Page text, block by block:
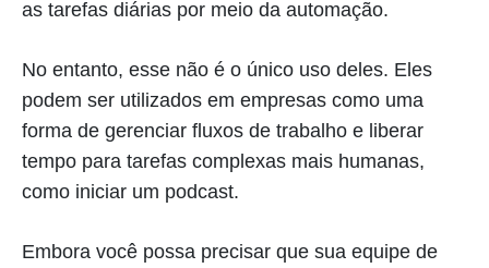
as tarefas diárias por meio da automação.
No entanto, esse não é o único uso deles. Eles
podem ser utilizados em empresas como uma
forma de gerenciar fluxos de trabalho e liberar
tempo para tarefas complexas mais humanas,
como iniciar um podcast.
Embora você possa precisar que sua equipe de